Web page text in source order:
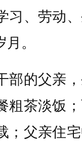
习、劳动
。
的父亲，
粗茶淡饭
；父亲住